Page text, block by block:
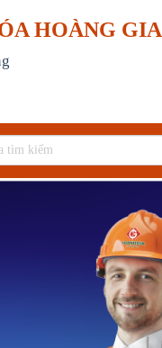
HOÀNG GIA